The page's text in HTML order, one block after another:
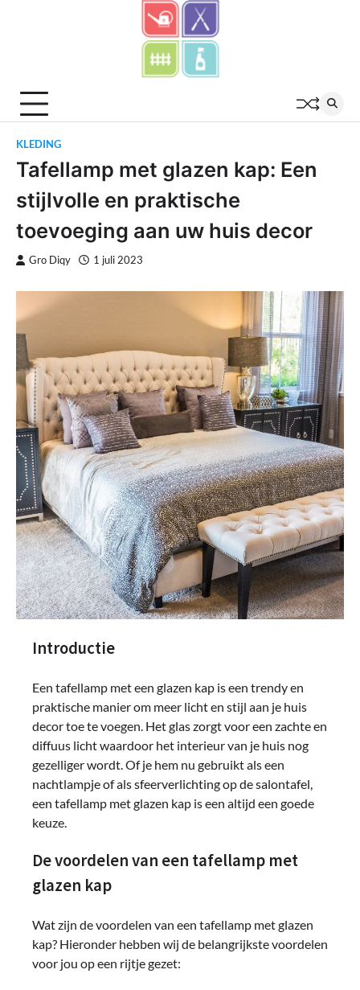
KLEDING
Tafellamp met glazen kap: Een
stijlvolle en praktische
toevoeging aan uw huis decor
Gro Diqy 1 juli 2023
Introductie
Een tafellamp met een glazen kap is een trendy en
praktische manier om meer licht en stijl aan je huis
decor toe te voegen. Het glas zorgt voor een zachte en
diffuus licht waardoor het interieur van je huis nog
gezelliger wordt. Of je hem nu gebruikt als een
nachtlampje of als sfeerverlichting op de salontafel,
een tafellamp met glazen kap is een altijd een goede
keuze.
De voordelen van een tafellamp met
glazen kap
Wat zijn de voordelen van een tafellamp met glazen
kap? Hieronder hebben wij de belangrijkste voordelen
voor jou op een rijtje gezet: